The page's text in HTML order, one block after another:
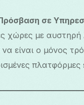
σε
χώρες με αυστηρή
είναι ο μόνος
πλατφόρμες